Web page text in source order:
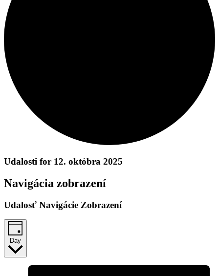
Udalosti for 12. októbra 2025
Navigácia zobrazení
Udalosť Navigácie Zobrazení
Day